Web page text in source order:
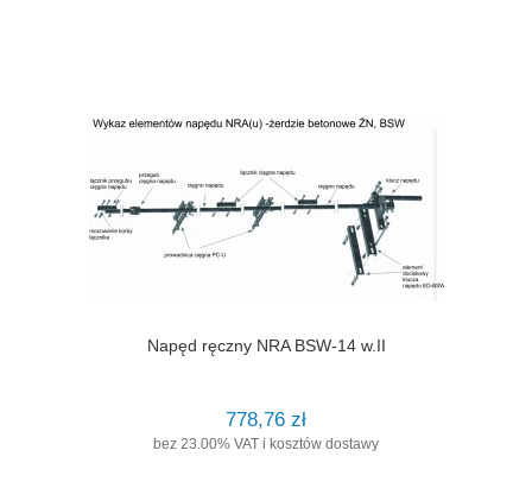
Napęd ręczny NRA BSW-14 w.II
778,76 zł
bez 23.00% VAT i kosztów dostawy